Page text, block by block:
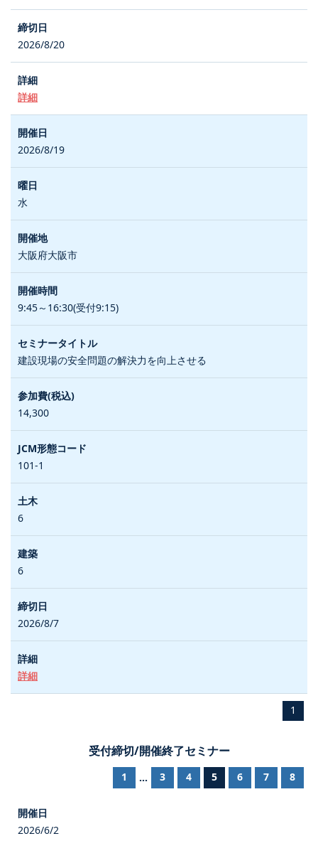
2026/8/20
詳細
2026/8/19
水
大阪府大阪市
9:45～16:30(受付9:15)
建設現場の安全問題の解決力を向上させる
14,300
101-1
6
6
2026/8/7
詳細
1
受付締切/開催終了セミナー
1 ... 3 4 5 6 7 8
2026/6/2